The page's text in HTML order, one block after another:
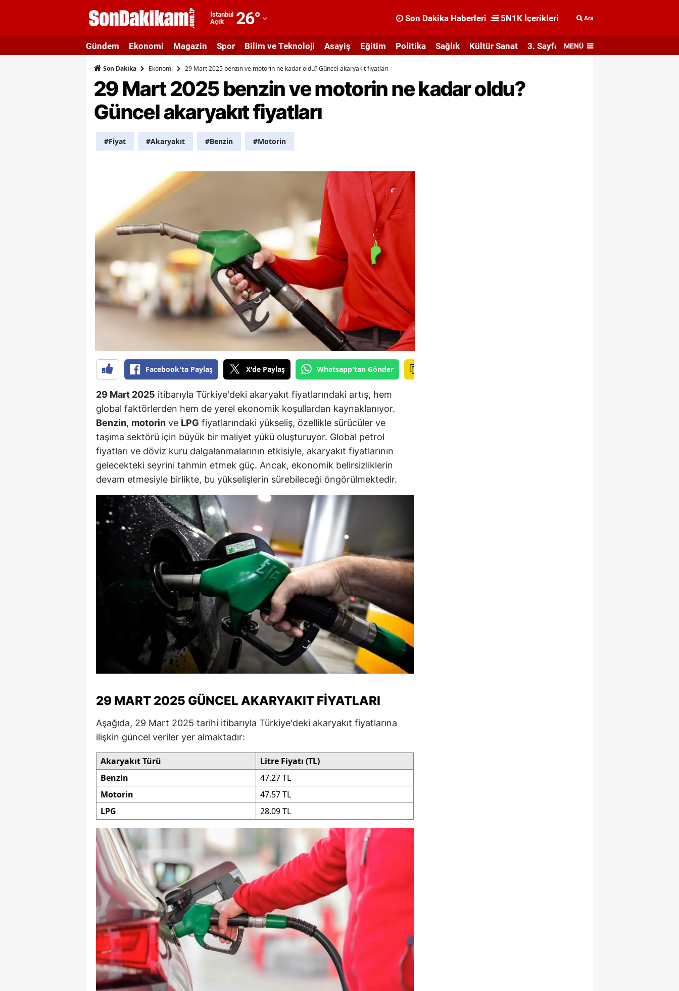
İstanbul
Açık
26°
Adıyaman
Afyonkarahisar
Ağrı
Amasya
Ankara
Bilecik
Bingöl
Bitlis
Bolu
Burdur
Bursa
Çanakkale
Çankırı
Çorum
Denizli
Diyarbakır
Edirne
Elazığ
Erzincan
Erzurum
Eskişehir
Gaziantep
Giresun
Gümüşhane
Hakkari
Hatay
Isparta
İzmir
Kars
Kırklareli
Kocaeli
Konya
Kütahya
Malatya
Manisa
Kahramanmaraş
Son Dakika Haberleri 5N1K İçerikleri Ara
Gündem Ekonomi Magazin Spor Bilim ve Teknoloji Asayiş Eğitim Politika Sağlık Kültür Sanat 3. Sayfa MENÜ
Son Dakika Ekonomi 29 Mart 2025 benzin ve motorin ne kadar oldu? Güncel akaryakıt fiyatları
29 Mart 2025 benzin ve motorin ne kadar oldu?
Güncel akaryakıt fiyatları
#Fiyat #Akaryakıt #Benzin #Motorin
Facebook'ta Paylaş X'de Paylaş Whatsapp'tan Gönder
29 Mart 2025 itibarıyla Türkiye'deki akaryakıt fiyatlarındaki artış, hem
global faktörlerden hem de yerel ekonomik koşullardan kaynaklanıyor.
Benzin, motorin ve LPG fiyatlarındaki yükseliş, özellikle sürücüler ve
taşıma sektörü için büyük bir maliyet yükü oluşturuyor. Global petrol
fiyatları ve döviz kuru dalgalanmalarının etkisiyle, akaryakıt fiyatlarının
gelecekteki seyrini tahmin etmek güç. Ancak, ekonomik belirsizliklerin
devam etmesiyle birlikte, bu yükselişlerin sürebileceği öngörülmektedir.
29 MART 2025 GÜNCEL AKARYAKIT FIYATLARI
Aşağıda, 29 Mart 2025 tarihi itibarıyla Türkiye'deki akaryakıt fiyatlarına
ilişkin güncel veriler yer almaktadır:
Akaryakıt Türü
Litre Fiyatı (TL)
Benzin
47.27 TL
Motorin
47.57 TL
LPG
28.09 TL